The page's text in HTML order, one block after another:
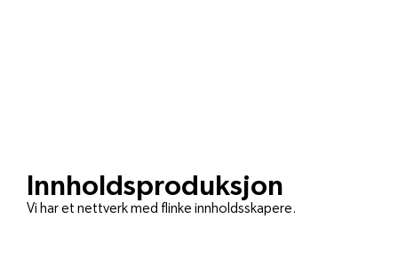
Innholdsproduksjon
Vi har et nettverk med flinke innholdsskapere.